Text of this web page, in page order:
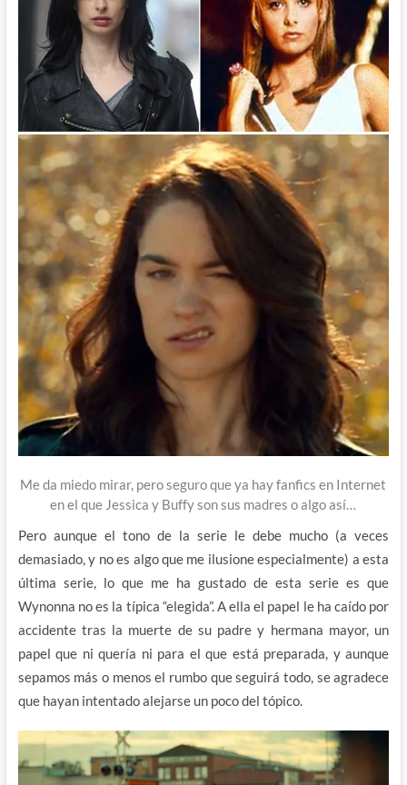
Me da miedo mirar, pero seguro que ya hay fanfics en Internet
en el que Jessica y Buffy son sus madres o algo así…
Pero aunque el tono de la serie le debe mucho (a veces
demasiado, y no es algo que me ilusione especialmente) a esta
última serie, lo que me ha gustado de esta serie es que
Wynonna no es la típica “elegida”. A ella el papel le ha caído por
accidente tras la muerte de su padre y hermana mayor, un
papel que ni quería ni para el que está preparada, y aunque
sepamos más o menos el rumbo que seguirá todo, se agradece
que hayan intentado alejarse un poco del tópico.